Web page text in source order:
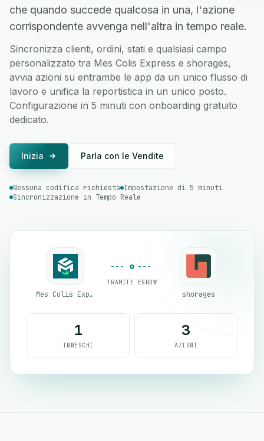
che quando succede qualcosa in una, l'azione
corrispondente avvenga nell'altra in tempo reale.
Sincronizza clienti, ordini, stati e qualsiasi campo
personalizzato tra Mes Colis Express e shorages,
avvia azioni su entrambe le app da un unico flusso di
lavoro e unifica la reportistica in un unico posto.
Configurazione in 5 minuti con onboarding gratuito
dedicato.
Inizia Parla con le Vendite
Nessuna codifica richiesta Impostazione di 5 minuti
Sincronizzazione in Tempo Reale
Mes Colis Express
TRAMITE EGROW
shorages
1
INNESCHI
3
AZIONI